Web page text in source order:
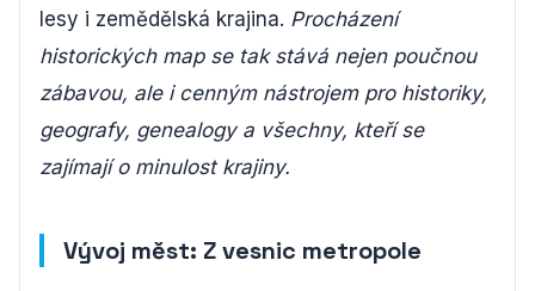
lesy i zemědělská krajina. Procházení
historických map se tak stává nejen poučnou
zábavou, ale i cenným nástrojem pro historiky,
geografy, genealogy a všechny, kteří se
zajímají o minulost krajiny.
Vývoj měst: Z vesnic metropole